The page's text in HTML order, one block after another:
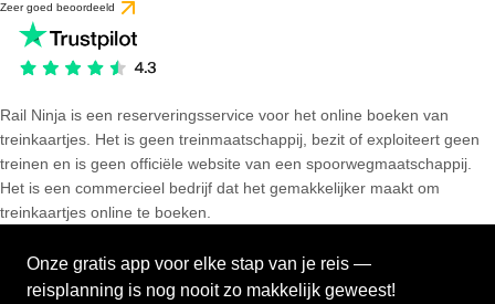
Zeer goed beoordeeld
Rail Ninja is een reserveringsservice voor het online boeken van
treinkaartjes. Het is geen treinmaatschappij, bezit of exploiteert geen
treinen en is geen officiële website van een spoorwegmaatschappij.
Het is een commercieel bedrijf dat het gemakkelijker maakt om
treinkaartjes online te boeken.
Onze gratis app voor elke stap van je reis —
reisplanning is nog nooit zo makkelijk geweest!